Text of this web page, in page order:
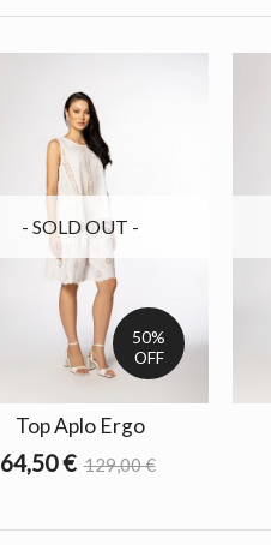
50%
OFF
- SOLD OUT -
Top Aplo Ergo
64,50 € 129,00 €